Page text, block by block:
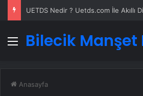
Menü
Bilecik Manşet
Anasayfa